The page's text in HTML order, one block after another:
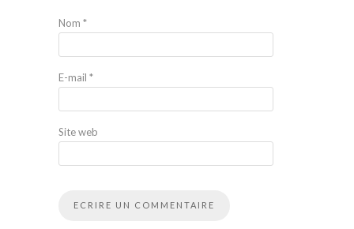
Nom *
E-mail *
Site web